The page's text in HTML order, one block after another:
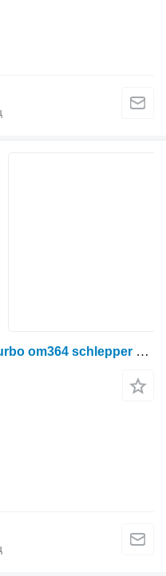
Mercedes-Benz mb-trac 900 turbo om364 schlepper oldtimer